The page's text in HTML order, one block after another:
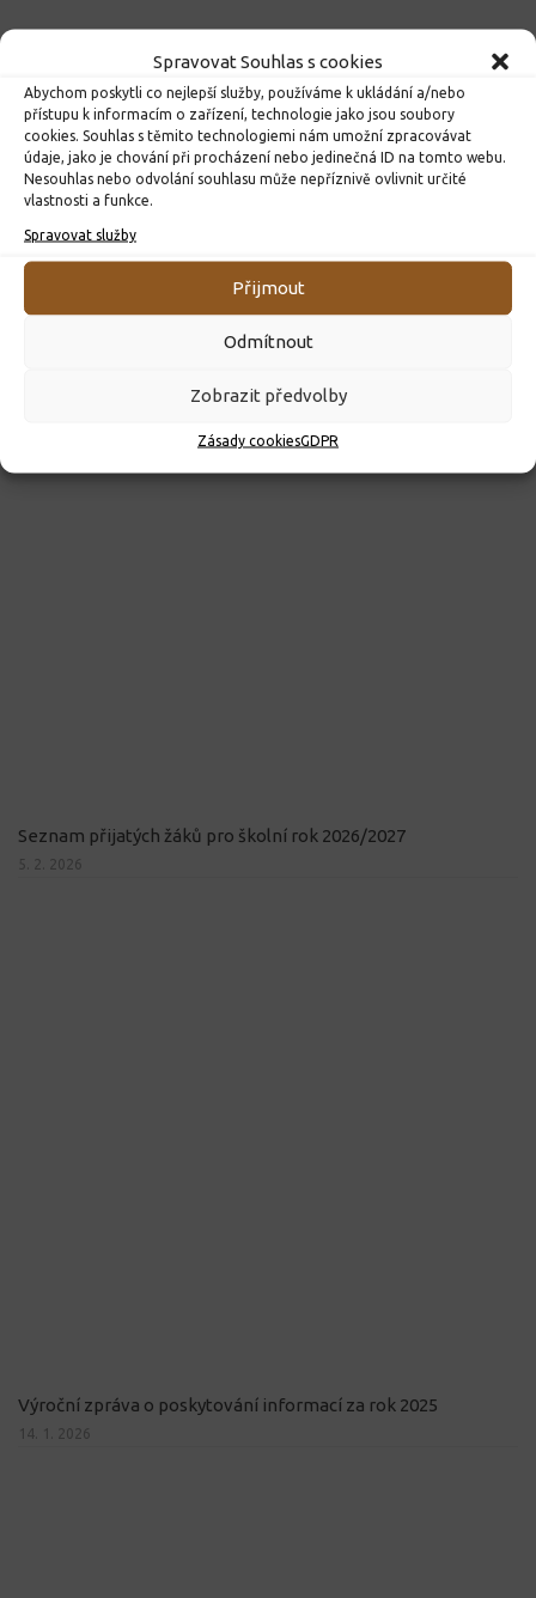
Spravovat Souhlas s cookies
Abychom poskytli co nejlepší služby, používáme k ukládání a/nebo
přístupu k informacím o zařízení, technologie jako jsou soubory
cookies. Souhlas s těmito technologiemi nám umožní zpracovávat
údaje, jako je chování při procházení nebo jedinečná ID na tomto webu.
Nesouhlas nebo odvolání souhlasu může nepříznivě ovlivnit určité
vlastnosti a funkce.
Spravovat služby
Přijmout
Odmítnout
Zobrazit předvolby
Zásady cookiesGDPR
ROZHODNUTÍ O PŘIJETÍ K PŘEDŠKOLNÍMU VZDĚLÁVÁNÍ
PRO ROK 2026
Seznam přijatých žáků pro školní rok 2026/2027
5. 2. 2026
Výroční zpráva o poskytování informací za rok 2025
14. 1. 2026